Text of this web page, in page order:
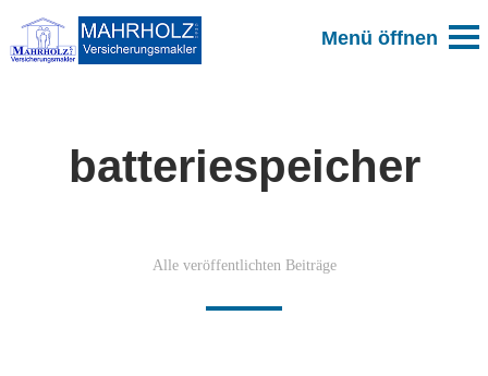
batteriespeicher
Alle veröffentlichten Beiträge